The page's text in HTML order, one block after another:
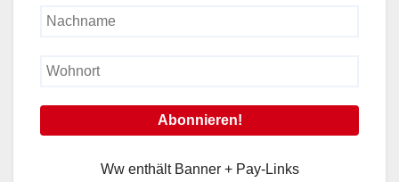
Ww enthält Banner + Pay-Links